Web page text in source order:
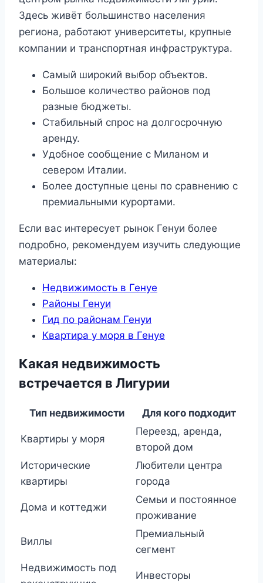
Здесь живёт большинство населения
региона, работают университеты, крупные
компании и транспортная инфраструктура.
Самый широкий выбор объектов.
Большое количество районов под
разные бюджеты.
Стабильный спрос на долгосрочную
аренду.
Удобное сообщение с Миланом и
севером Италии.
Более доступные цены по сравнению с
премиальными курортами.
Если вас интересует рынок Генуи более
подробно, рекомендуем изучить следующие
материалы:
Недвижимость в Генуе
Районы Генуи
Гид по районам Генуи
Квартира у моря в Генуе
Какая недвижимость
встречается в Лигурии
Тип недвижимости Для кого подходит
Квартиры у моря
Переезд, аренда,
второй дом
Исторические
квартиры
Любители центра
города
Дома и коттеджи
Семьи и постоянное
проживание
Виллы
Премиальный
сегмент
Недвижимость под
Инвесторы